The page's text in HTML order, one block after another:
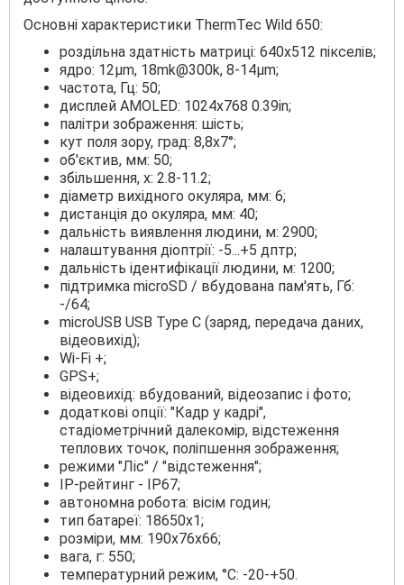
Основні характеристики ThermTec Wild 650:
роздільна здатність матриці: 640x512 пікселів;
ядро: 12µm, 18mk@300k, 8-14µm;
частота, Гц: 50;
дисплей AMOLED: 1024x768 0.39in;
палітри зображення: шість;
кут поля зору, град: 8,8x7°;
об'єктив, мм: 50;
збільшення, х: 2.8-11.2;
діаметр вихідного окуляра, мм: 6;
дистанція до окуляра, мм: 40;
дальність виявлення людини, м: 2900;
налаштування діоптрії: -5...+5 дптр;
дальність ідентифікації людини, м: 1200;
підтримка microSD / вбудована пам'ять, Гб:
-/64;
microUSB USB Type C (заряд, передача даних,
відеовихід);
Wi-Fi +;
GPS+;
відеовихід: вбудований, відеозапис і фото;
додаткові опції: "Кадр у кадрі",
стадіометрічний далекомір, відстеження
теплових точок, поліпшення зображення;
режими "Ліс" / "відстеження";
IP-рейтинг - IP67;
автономна робота: вісім годин;
тип батареї: 18650х1;
розміри, мм: 190x76x66;
вага, г: 550;
температурний режим, °C: -20-+50.